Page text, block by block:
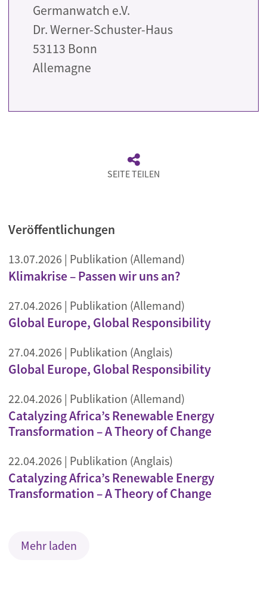
Germanwatch e.V.
Dr. Werner-Schuster-Haus
53113 Bonn
Allemagne
SEITE TEILEN
Veröffentlichungen
13.07.2026 | Publikation (Allemand)
Klimakrise – Passen wir uns an?
27.04.2026 | Publikation (Allemand)
Global Europe, Global Responsibility
27.04.2026 | Publikation (Anglais)
Global Europe, Global Responsibility
22.04.2026 | Publikation (Allemand)
Catalyzing Africa’s Renewable Energy
Transformation – A Theory of Change
22.04.2026 | Publikation (Anglais)
Catalyzing Africa’s Renewable Energy
Transformation – A Theory of Change
Mehr laden